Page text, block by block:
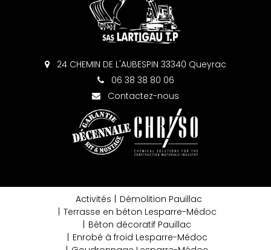
24 CHEMIN DE L'AUBESPIN 33340 Queyrac
06 38 38 80 06
Contactez-nous
Activités
Démolition Pauillac
Terrasse en béton Lesparre-Médoc
Béton décoratif Pauillac
Enrobé à froid Lesparre-Médoc